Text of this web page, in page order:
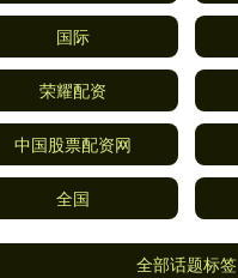
国际
荣耀配资
中国股票配资网
全国
全部话题标签